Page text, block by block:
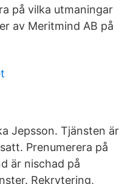
på vilka utmaningar
av Meritmind AB på
Jepsson. Tjänsten är
Prenumerera på
är nischad på
Rekrytering,